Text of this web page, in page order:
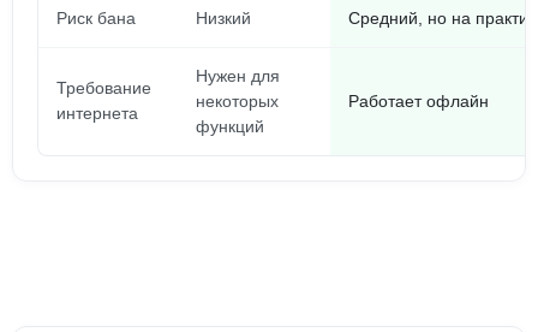
Риск бана Низкий Средний, но на
Требование
интернета
Нужен для
некоторых
функций
Работает офлайн